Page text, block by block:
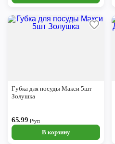
Губка для посуды Макси 5шт
Золушка
65.99₽/уп
В корзину